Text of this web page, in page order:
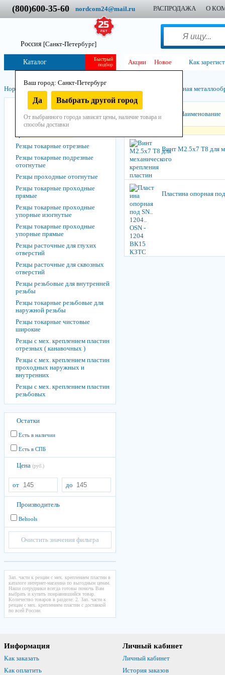
(800)600-35-60 nordcom24@mail.ru РАСПРОДАЖА О
Россия [Санкт-Петербург]
Ваш город: Санкт-Петербург
Да Выбрать другой город
От выбранного города зависят цены, наличие товара и
способы доставки
Быстрый
подбор
Каталог Акции Новое Как
Нордком Инструмент Остнастно-расходный Машинно-ручная
Заготовки для резцов и осевого
инструмента
Зап. части к резцам с мех.
Резцы токарные отрезные
Резцы токарные подрезные
отогнутые
Резцы проходные отогнутые
Резцы токарные проходные
прямые
Резцы токарные проходные
упорные изогнутые
Резцы токарные проходные
упорные прямые
Резцы расточные для глухих
отверстий
Резцы расточные для сквозных
отверстий
Резцы резьбовые для внутренней
резьбы
Резцы токарные резьбовые для
наружной резьбы
Резцы токарные чистовые
широкие
Резцы с мех. креплением пластин
отрезных ( канавочных )
Резцы с мех. креплением пластин
проходных наружных и
внутренних
Резцы с мех. креплением пластин
резьбовых
Остатки
Есть в наличии
Есть в СПБ
Цена (руб.)
от до
Производитель
Beltools
Очистить значения фильтра
Зап. части к резцам с мех. креплением пластин в
каталоге интернет-магазина по выгодным ценам.
Наши сотрудники всегда готовы помочь Вам
выбрать и купить понравившийся товар.
Количество товаров в разделе: 2. Зап. части к
резцам с мех. креплением пластин с доставкой
по всей России.
Наименование
Винт M2.5x7 T8 для
Пластина опорная
Информация
Как заказать
Как оплатить
Личный кабинет
Личный кабинет
История заказов